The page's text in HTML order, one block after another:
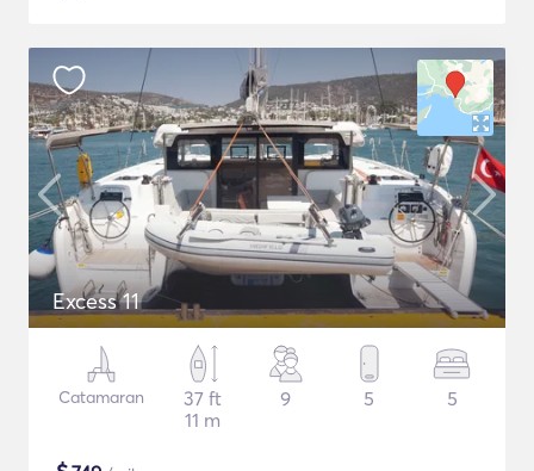
Excess 11
Catamaran
37 ft
11 m
9 5 5